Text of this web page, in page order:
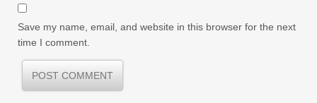
Save my name, email, and website in this browser for the next
time I comment.